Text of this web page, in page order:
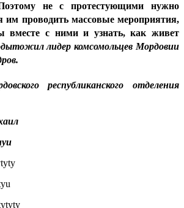
не с протестующими нужно
им проводить массовые мероприятия,
вместе с ними и узнать, как живет
лидер комсомольцев Мордовии
республиканского отделения